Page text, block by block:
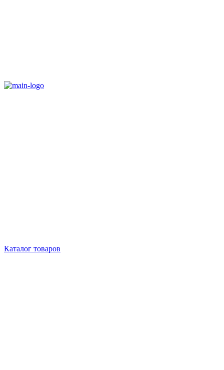
Каталог товаров